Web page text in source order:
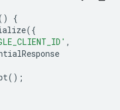
{
({
,
();